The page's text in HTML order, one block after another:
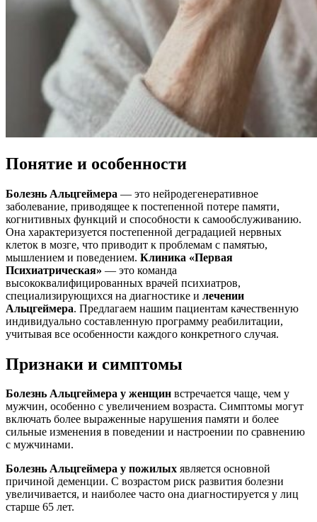
Понятие и особенности
Болезнь Альцгеймера — это нейродегенеративное
заболевание, приводящее к постепенной потере памяти,
когнитивных функций и способности к самообслуживанию.
Она характеризуется постепенной деградацией нервных
клеток в мозге, что приводит к проблемам с памятью,
мышлением и поведением. Клиника «Первая
Психиатрическая» — это команда
высококвалифицированных врачей психиатров,
специализирующихся на диагностике и лечении
Альцгеймера. Предлагаем нашим пациентам качественную
индивидуально составленную программу реабилитации,
учитывая все особенности каждого конкретного случая.
Признаки и симптомы
Болезнь Альцгеймера у женщин встречается чаще, чем у
мужчин, особенно с увеличением возраста. Симптомы могут
включать более выраженные нарушения памяти и более
сильные изменения в поведении и настроении по сравнению
с мужчинами.
Болезнь Альцгеймера у пожилых является основной
причиной деменции. С возрастом риск развития болезни
увеличивается, и наиболее часто она диагностируется у лиц
старше 65 лет.